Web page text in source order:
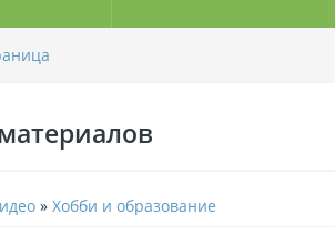
» Хобби и образование